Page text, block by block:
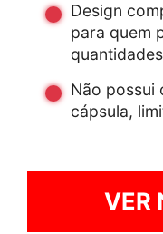
Design
para quem
Não possui
cápsula,
VER